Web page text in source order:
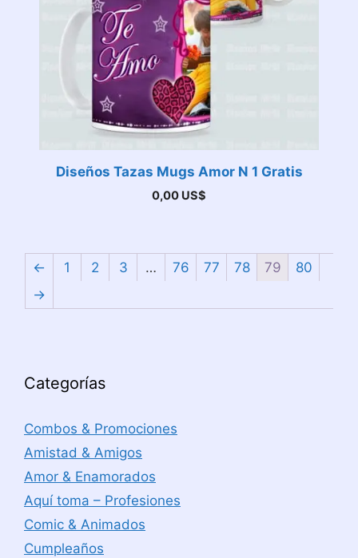
Diseños Tazas Mugs Amor N 1 Gratis
0,00 US$
← 1 2 3 … 76 77 78 79
80
→
Categorías
Combos & Promociones
Amistad & Amigos
Amor & Enamorados
Aquí toma – Profesiones
Comic & Animados
Cumpleaños